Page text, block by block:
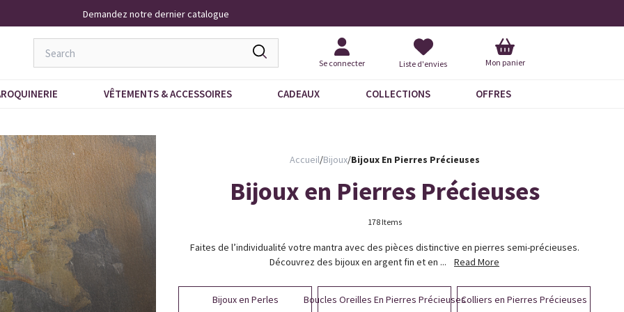
Demandez notre dernier catalogue
Se connecter Liste d'envies Mon panier
VÊTEMENTS & ACCESSOIRES CADEAUX COLLECTIONS OFFRES
Accueil/Bijoux/Bijoux En Pierres Précieuses
Bijoux en Pierres Précieuses
178 Items
Faites de l’individualité votre mantra avec des pièces distinctive en pierres semi-précieuses.
Découvrez des bijoux en argent fin et en ...
Read More
Bijoux en Perles Boucles Oreilles En Pierres PrécieusesColliers en Pierres Précieuses